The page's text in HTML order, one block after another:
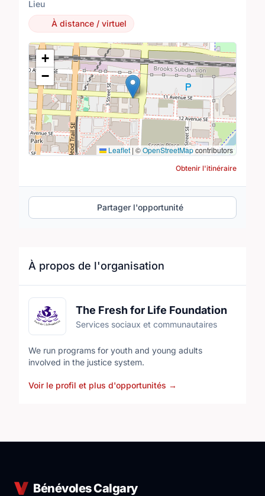
À propos de l'organisation
The Fresh for Life Foundation
Services sociaux et communautaires
We run programs for youth and young adults
involved in the justice system.
Voir le profil et plus d'opportunités →
Lieu
À distance / virtuel
Lieu
+
−
Leaflet | ©OpenStreetMapcontributors
Obtenir l'itinéraire
Partager l'opportunité
Bénévoles Calgary